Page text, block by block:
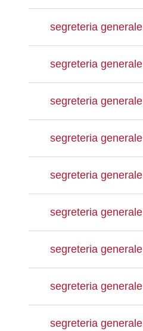
segreteria generale
segreteria generale
segreteria generale
segreteria generale
segreteria generale
segreteria generale
segreteria generale
segreteria generale
segreteria generale